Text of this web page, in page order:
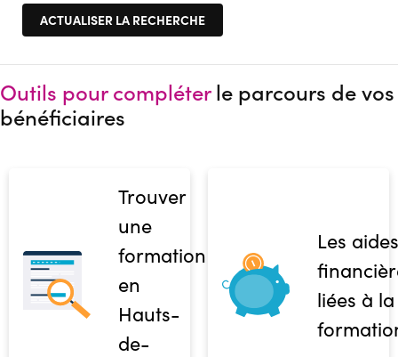
Outils pour compléterle parcours de vos
bénéficiaires
Trouver
une
formation
en
Hauts-
de-
Les aides
liées à la